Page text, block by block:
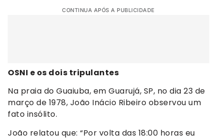
CONTINUA APÓS A PUBLICIDADE
OSNI e os dois tripulantes
Na praia do Guaiuba, em Guarujá, SP, no dia 23 de
março de 1978, João Inácio Ribeiro observou um
fato insólito.
João relatou que: “Por volta das 18:00 horas eu